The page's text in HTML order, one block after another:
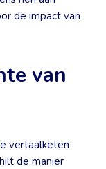
de impact van
van
vertaalketen
de manier